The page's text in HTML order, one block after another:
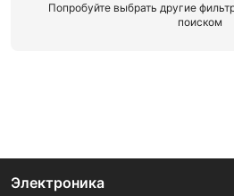
Попробуйте выбрать другие
поиском
Электроника